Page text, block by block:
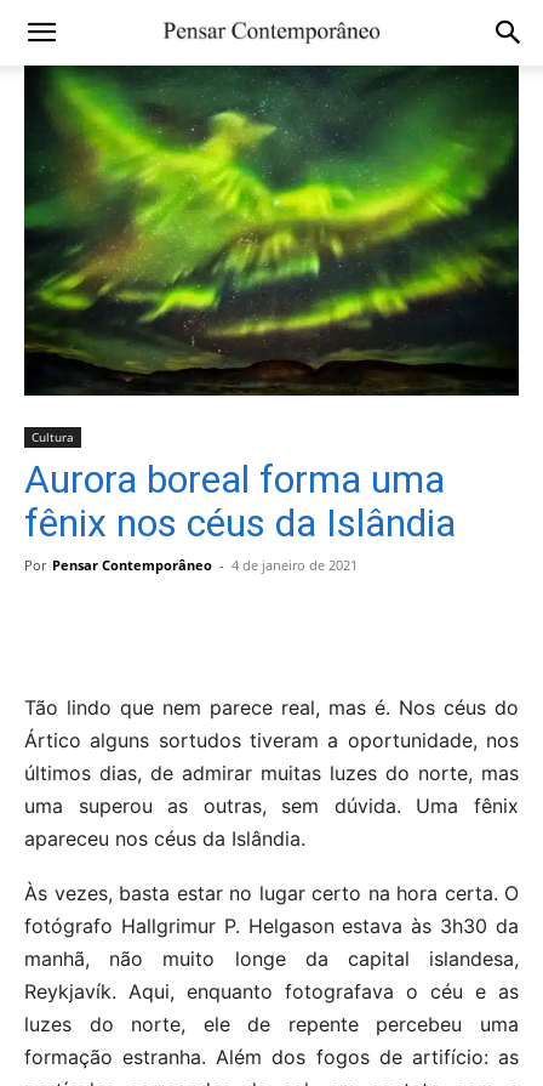
Cultura
Aurora boreal forma uma
fênix nos céus da Islândia
Por Pensar Contemporâneo - 4 de janeiro de 2021
Tão lindo que nem parece real, mas é. Nos céus do
Ártico alguns sortudos tiveram a oportunidade, nos
últimos dias, de admirar muitas luzes do norte, mas
uma superou as outras, sem dúvida. Uma fênix
apareceu nos céus da Islândia.
Às vezes, basta estar no lugar certo na hora certa. O
fotógrafo Hallgrimur P. Helgason estava às 3h30 da
manhã, não muito longe da capital islandesa,
Reykjavík. Aqui, enquanto fotografava o céu e as
luzes do norte, ele de repente percebeu uma
formação estranha. Além dos fogos de artifício: as